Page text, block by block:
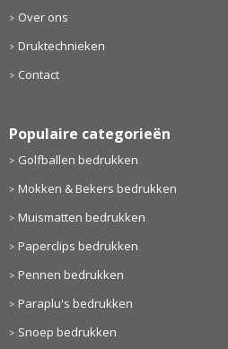
Over ons
Druktechnieken
Contact
Populaire categorieën
Golfballen bedrukken
Mokken & Bekers bedrukken
Muismatten bedrukken
Paperclips bedrukken
Pennen bedrukken
Paraplu's bedrukken
Snoep bedrukken